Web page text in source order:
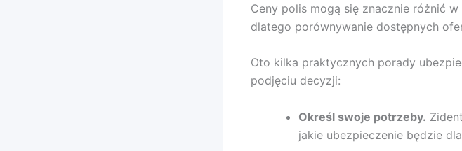
Ceny polis mogą się znacznie różnić
dlatego porównywanie dostępnych
Oto kilka praktycznych porady
podjęciu decyzji:
Określ swoje potrzeby.
jakie ubezpieczenie będzie